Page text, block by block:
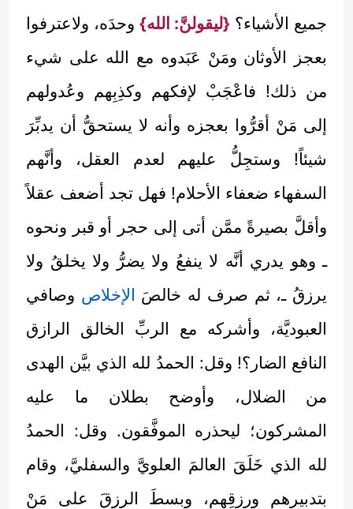
جميع الأشياء؟ {ليقولنَّ: الله} وحدَه، ولاعترفوا
بعجز الأوثان ومَنْ عَبَدوه مع الله على شيء
من ذلك! فاعْجَبْ لإفكهم وكذِبِهم وعُدولهم
إلى مَنْ أقرُّوا بعجزه وأنه لا يستحقُّ أن يدبِّرَ
شيئاً! وستجِلُّ عليهم لعدم العقل، وأنَّهم
السفهاء ضعفاء الأحلام! فهل تجد أضعف عقلاً
وأقلَّ بصيرةً ممَّن أتى إلى حجر أو قبر ونحوه
ـ وهو يدري أنَّه لا ينفعُ ولا يضرُّ ولا يخلقُ ولا
يرزقُ ـ، ثم صرف له خالصَ الإخلاص وصافي
العبوديَّة، وأشركه مع الربِّ الخالق الرازق
النافع الضار؟! وقل: الحمدُ لله الذي بيَّن الهدى
من الضلال، وأوضح بطلان ما عليه
المشركون؛ ليحذره الموفَّقون. وقل: الحمدُ
لله الذي خَلَقَ العالمَ العلويَّ والسفليَّ، وقام
بتدبيرهم ورزقِهِم، وبسطَ الرزقَ على مَنْ